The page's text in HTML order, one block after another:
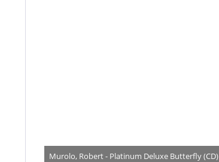
Murolo, Robert - Platinum Deluxe Butterfly (CD)